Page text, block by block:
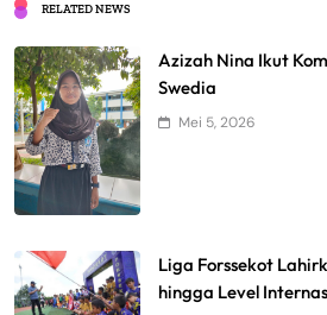
RELATED NEWS
Azizah Nina Ikut
Swedia
Mei 5, 2026
Liga Forssekot
hingga Level